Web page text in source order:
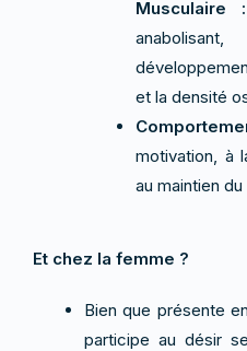
Musculaire :
et la densité
motivation, à
au maintien
Et chez la femme ?
Bien que présente
participe au désir